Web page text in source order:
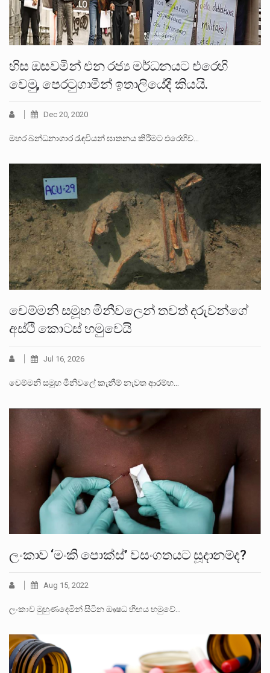
හිස ඔසවමින් එන රජ්‍ය මර්ධනයට එරෙහි
වෙමු, පෙරටුගාමීන් ඉතාලියේදී කියයි.
Dec 20, 2020
මහර බන්ධනාගාර රැඳවියන් ඝාතනය කිරීමට එරෙහිව…
චෙම්මනි සමූහ මිනීවලෙන් තවත් දරුවන්ගේ
අස්ථි කොටස් හමුවෙයි
Jul 16, 2026
චෙම්මනි සමූහ මිනිවලේ කැනීම් නැවත ආරම්භ…
ලංකාව ‘මංකි පොක්ස්’ වසංගතයට සූදානම්ද?
Aug 15, 2022
ලංකාව මුහුණදෙමින් සිටින ඖෂධ හිඟය හමුවේ…